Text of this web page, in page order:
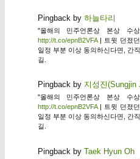
Pingback by 하늘타리
"올해의 민주언론상 본상 수
http://t.co/epnB2VFA| 트윗 던졌
일정 부분 이상 동의하신다면, 간
길.
Pingback by 지성진(Sungjin
"올해의 민주언론상 본상 수
http://t.co/epnB2VFA| 트윗 던졌
일정 부분 이상 동의하신다면, 간
길.
Pingback by Taek Hyun Oh